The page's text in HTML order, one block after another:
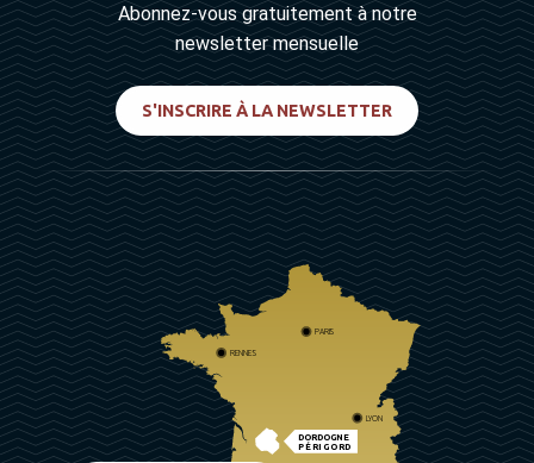
Abonnez-vous gratuitement à notre
newsletter mensuelle
S'INSCRIRE À LA NEWSLETTER
DORDOGNE
PÉRIGORD
PARIS
RENNES
LYON